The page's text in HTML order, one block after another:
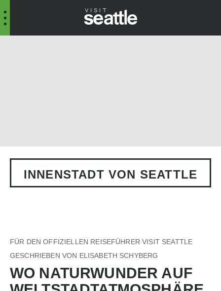
INNENSTADT VON SEATTLE
FÜR DEN OFFIZIELLEN REISEFÜHRER VISIT SEATTLE
GESCHRIEBEN VON ELISABETH SCHYBERG
WO NATURWUNDER AUF